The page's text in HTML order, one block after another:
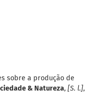
sobre a produção de
& Natureza, [S. l.],